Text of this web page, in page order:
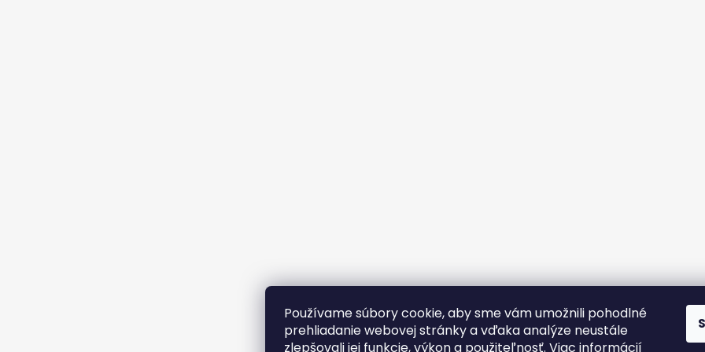
Používame súbory cookie, aby sme vám umožnili pohodlné
prehliadanie webovej stránky a vďaka analýze neustále
zlepšovali jej funkcie, výkon a použiteľnosť. Viac informácií